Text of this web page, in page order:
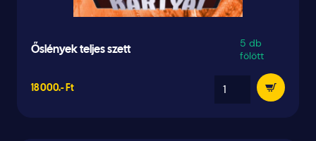
Őslények teljes szett
5 db
fölött
18 000.- Ft